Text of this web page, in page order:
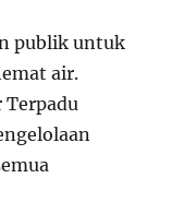
publik untuk
air.
Terpadu